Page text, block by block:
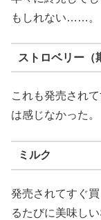
もしれない……。
ストロベリー（
これも発売され
は感じなかった。
ミルク
発売されてすぐ
るたびに美味し